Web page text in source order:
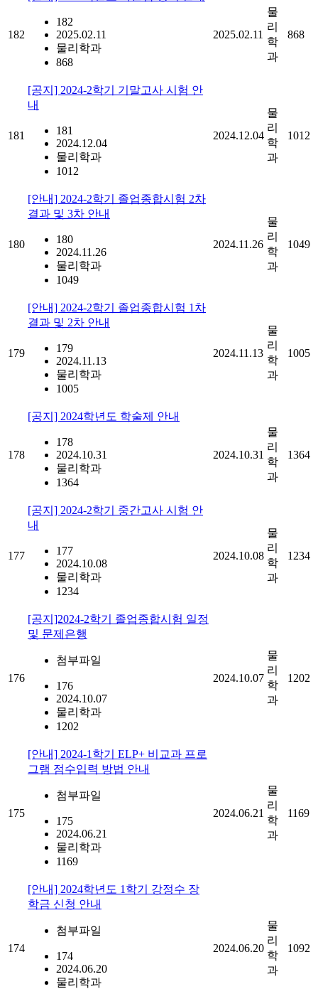
182
182
2025.02.11
물리학과
868
2025.02.11
물
리
학
과
868
181
[공지] 2024-2학기 기말고사 시험 안
내
181
2024.12.04
물리학과
1012
2024.12.04
물
리
학
과
1012
180
[안내] 2024-2학기 졸업종합시험 2차
결과 및 3차 안내
180
2024.11.26
물리학과
1049
2024.11.26
물
리
학
과
1049
179
[안내] 2024-2학기 졸업종합시험 1차
결과 및 2차 안내
179
2024.11.13
물리학과
1005
2024.11.13
물
리
학
과
1005
178
[공지] 2024학년도 학술제 안내
178
2024.10.31
물리학과
1364
2024.10.31
물
리
학
과
1364
177
[공지] 2024-2학기 중간고사 시험 안
내
177
2024.10.08
물리학과
1234
2024.10.08
물
리
학
과
1234
176
[공지]2024-2학기 졸업종합시험 일정
및 문제은행
첨부파일
176
2024.10.07
물리학과
1202
2024.10.07
물
리
학
과
1202
175
[안내] 2024-1학기 ELP+ 비교과 프로
그램 점수입력 방법 안내
첨부파일
175
2024.06.21
물리학과
1169
2024.06.21
물
리
학
과
1169
174
[안내] 2024학년도 1학기 강정수 장
학금 신청 안내
첨부파일
174
2024.06.20
물리학과
2024.06.20
물
리
학
과
1092